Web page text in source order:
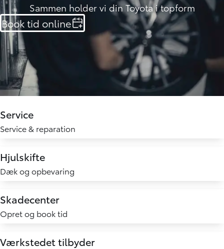
Sammen holder vi din Toyota i topform
Book tid online
Service
Service & reparation
Hjulskifte
Dæk og opbevaring
Skadecenter
Opret og book tid
Værkstedet tilbyder